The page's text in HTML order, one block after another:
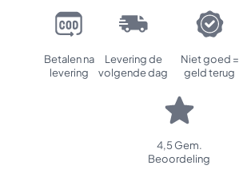
Betalen na
levering
Levering de
volgende dag
Niet goed =
geld terug
4,5 Gem.
Beoordeling